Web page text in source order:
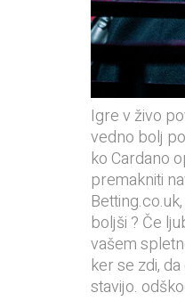
Igre v živo
vedno bolj
ko Cardano
premakniti
boljši ? Če
vašem
ker se zdi,
stavijo.